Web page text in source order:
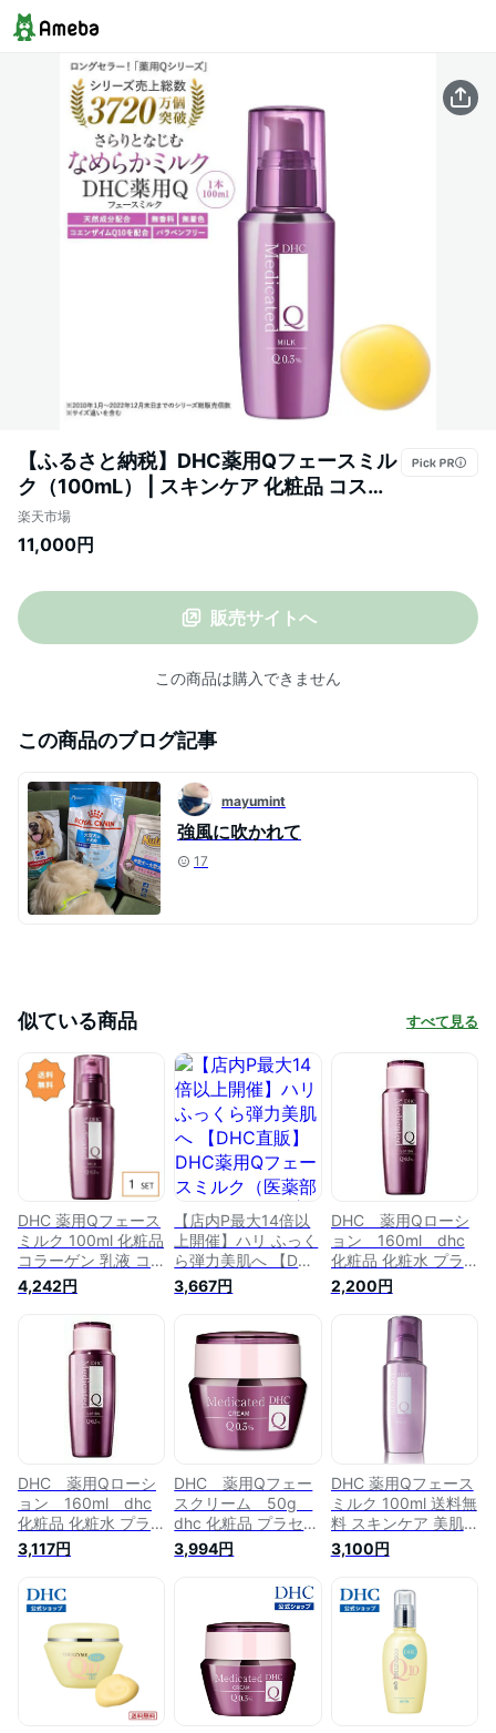
【ふるさと納税】DHC薬用Qフェースミル
ク（100mL） | スキンケア 化粧品 コスメ
美容 人気 dhc コエンザイムQ10 乳液 コラ
ーゲン ヒアルロン酸 エイジングケア 保湿
ハリ 弾力 ロングセラー
楽天市場
11,000円
販売サイトへ
この商品は購入できません
この商品のブログ記事
mayumint
強風に吹かれて
17
似ている商品 すべて見る
DHC 薬用Qフェース
ミルク 100ml 化粧品
コラーゲン 乳液 コ
エンザイムQ10 ヒア
ルロン酸 スキンミル
ク スキンケア フェ
ケア 保湿 うるおい
4,242円
【店内P最大14倍以
上開催】ハリ ふっく
ら弾力美肌へ 【DHC
直販】DHC薬用Qフ
ェースミルク（医薬
dhc 化粧品 コラーゲ
ムQ10 ディーエイチ
シー スキンケア エ
イジングケア 保湿
ハリ フェイスケア
礎化粧品 ケア 美容
3,667円
DHC 薬用Qローシ
ョン 160ml dhc
化粧品 化粧水 プラ
センタ 保湿 コエン
ザイムq10 ローショ
ン スキンケア エイ
ジングケア 顔 ヒア
ルロン酸 ハリ コス
メ 肌 浸透 乾燥
2,200円
DHC 薬用Qローシ
ョン 160ml dhc
化粧品 化粧水 プラ
センタ 保湿 コエン
ザイムq10 ローショ
ジングケア 顔 ヒア
ルロン酸 ハリ コス
メ well 肌 浸透 乾燥
3,117円
DHC 薬用Qフェー
スクリーム 50g
dhc 化粧品 プラセン
タ クリーム 保湿ク
リーム エイジングケ
ア フェイスクリーム
スキンケア 肌 美容
保湿 ハリ 美容クリ
基礎化粧品
3,994円
DHC 薬用Qフェース
ミルク 100ml 送料無
料 スキンケア 美肌
美容 エイジングケア
たるみ 保湿 シワ 弾
ザイムQ10 ハリ ふっ
くら 弾力美肌 無香
料 無着色 パラベン
フリー 天然成分配合
3,100円